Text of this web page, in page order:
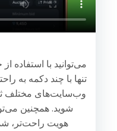
می‌توانید با استفاده
تنها با چند دکمه به
وب‌سایت‌های مختلف
شوید. همچنین
هویت راحت‌تر،